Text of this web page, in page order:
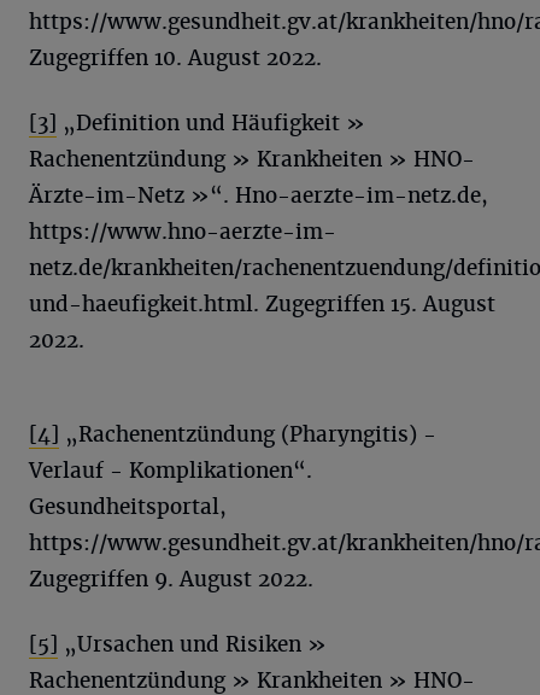
https://www.gesundheit.gv.at/krankheiten/hno/
Zugegriffen 10. August 2022.
[3] „Definition und Häufigkeit »
Rachenentzündung » Krankheiten » HNO-
Ärzte-im-Netz »“. Hno-aerzte-im-netz.de,
https://www.hno-aerzte-im-
netz.de/krankheiten/rachenentzuendung/
und-haeufigkeit.html. Zugegriffen 15. August
2022.
[4] „Rachenentzündung (Pharyngitis) -
Verlauf - Komplikationen“.
Gesundheitsportal,
https://www.gesundheit.gv.at/krankheiten/hno/
Zugegriffen 9. August 2022.
[5] „Ursachen und Risiken »
Rachenentzündung » Krankheiten » HNO-